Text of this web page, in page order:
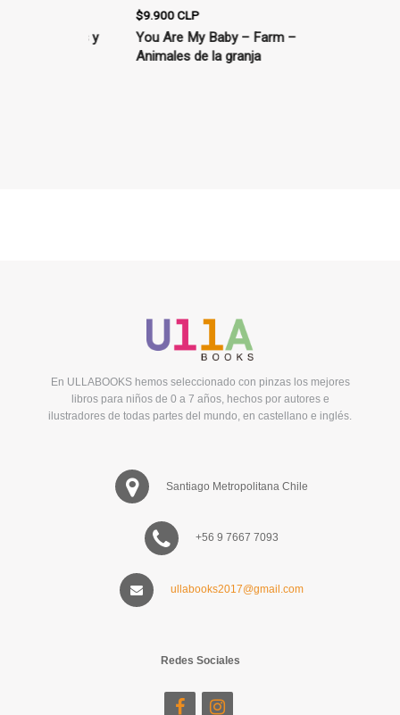
$9.900 CLP
You Are My Baby – Farm –
Animales de la granja
En ULLABOOKS hemos seleccionado con pinzas los mejores
libros para niños de 0 a 7 años, hechos por autores e
ilustradores de todas partes del mundo, en castellano e inglés.
Santiago Metropolitana Chile
+56 9 7667 7093
ullabooks2017@gmail.com
Redes Sociales